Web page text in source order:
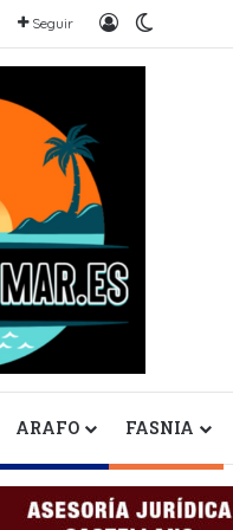
Seguir Iniciar sesión
ARAFO FASNIA